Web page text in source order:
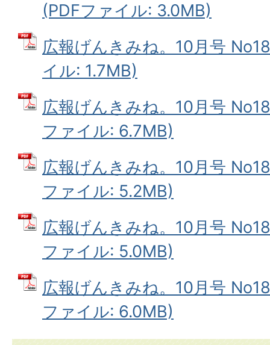
(PDFファイル: 3.0MB)
広報げんきみね。10月号
イル: 1.7MB)
広報げんきみね。10月号
ファイル: 6.7MB)
広報げんきみね。10月号
ファイル: 5.2MB)
広報げんきみね。10月号
ファイル: 5.0MB)
広報げんきみね。10月号
ファイル: 6.0MB)